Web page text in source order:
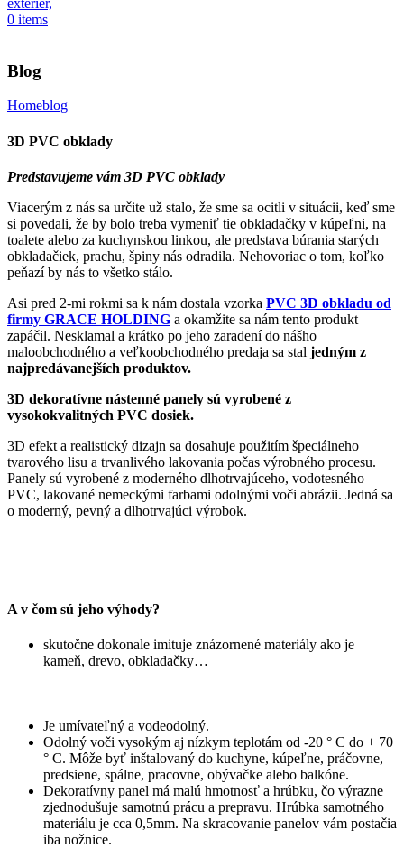
0 items
Blog
Homeblog
3D PVC obklady
Predstavujeme vám 3D PVC obklady
Viacerým z nás sa určite už stalo, že sme sa ocitli v situácii, keď sme
si povedali, že by bolo treba vymeniť tie obkladačky v kúpeľni, na
toalete alebo za kuchynskou linkou, ale predstava búrania starých
obkladačiek, prachu, špiny nás odradila. Nehovoriac o tom, koľko
peňazí by nás to všetko stálo.
Asi pred 2-mi rokmi sa k nám dostala vzorka PVC 3D obkladu od
firmy GRACE HOLDING a okamžite sa nám tento produkt
zapáčil. Nesklamal a krátko po jeho zaradení do nášho
maloobchodného a veľkoobchodného predaja sa stal jedným z
najpredávanejších produktov.
3D dekoratívne nástenné panely sú vyrobené z
vysokokvalitných PVC dosiek.
3D efekt a realistický dizajn sa dosahuje použitím špeciálneho
tvarového lisu a trvanlivého lakovania počas výrobného procesu.
Panely sú vyrobené z moderného dlhotrvajúceho, vodotesného
PVC, lakované nemeckými farbami odolnými voči abrázii. Jedná sa
o moderný, pevný a dlhotrvajúci výrobok.
A v čom sú jeho výhody?
skutočne dokonale imituje znázornené materiály ako je
kameň, drevo, obkladačky…
Je umívateľný a vodeodolný.
Odolný voči vysokým aj nízkym teplotám od -20 ° C do + 70
° C. Môže byť inštalovaný do kuchyne, kúpeľne, práčovne,
predsiene, spálne, pracovne, obývačke alebo balkóne.
Dekoratívny panel má malú hmotnosť a hrúbku, čo výrazne
zjednodušuje samotnú prácu a prepravu. Hrúbka samotného
materiálu je cca 0,5mm. Na skracovanie panelov vám postačia
iba nožnice.